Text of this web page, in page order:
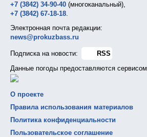
+7 (3842) 34-90-40 (многоканальный),
+7 (3842) 67-18-18.
Электронная почта редакции:
news@prokuzbass.ru
Подписка на новости:
RSS
Данные погоды предоставляются сервисом
О проекте
Правила использования материалов
Политика конфиденциальности
Пользовательское соглашение